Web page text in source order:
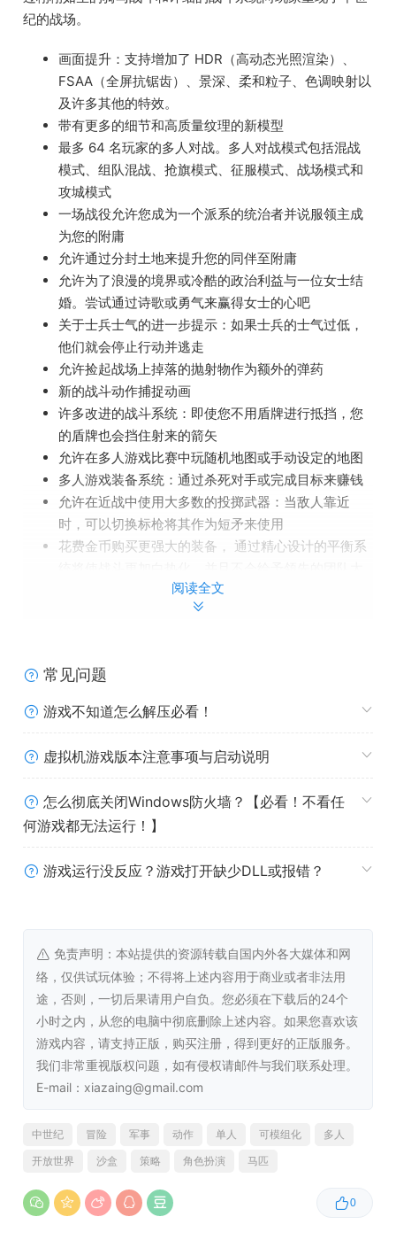
纪的战场。
画面提升：支持增加了 HDR（高动态光照渲染）、
FSAA（全屏抗锯齿）、景深、柔和粒子、色调映射以
及许多其他的特效。
带有更多的细节和高质量纹理的新模型
最多 64 名玩家的多人对战。多人对战模式包括混战
模式、组队混战、抢旗模式、征服模式、战场模式和
攻城模式
一场战役允许您成为一个派系的统治者并说服领主成
为您的附庸
允许通过分封土地来提升您的同伴至附庸
允许为了浪漫的境界或冷酷的政治利益与一位女士结
婚。尝试通过诗歌或勇气来赢得女士的心吧
关于士兵士气的进一步提示：如果士兵的士气过低，
他们就会停止行动并逃走
允许捡起战场上掉落的抛射物作为额外的弹药
新的战斗动作捕捉动画
许多改进的战斗系统：即使您不用盾牌进行抵挡，您
的盾牌也会挡住射来的箭矢
允许在多人游戏比赛中玩随机地图或手动设定的地图
多人游戏装备系统：通过杀死对手或完成目标来赚钱
允许在近战中使用大多数的投掷武器：当敌人靠近
时，可以切换标枪将其作为短矛来使用
花费金币购买更强大的装备， 通过精心设计的平衡系
阅读全文
常见问题
游戏不知道怎么解压必看！
虚拟机游戏版本注意事项与启动说明
怎么彻底关闭Windows防火墙？【必看！不看任
何游戏都无法运行！】
游戏运行没反应？游戏打开缺少DLL或报错？
免责声明：本站提供的资源转载自国内外各大媒体和网
络，仅供试玩体验；不得将上述内容用于商业或者非法用
途，否则，一切后果请用户自负。您必须在下载后的24个
小时之内，从您的电脑中彻底删除上述内容。如果您喜欢该
游戏内容，请支持正版，购买注册，得到更好的正版服务。
我们非常重视版权问题，如有侵权请邮件与我们联系处理。
E-mail：xiazaing@gmail.com
0
中世纪 冒险 军事 动作 单人 可模组化
多人
开放世界
沙盒 策略 角色扮演 马匹